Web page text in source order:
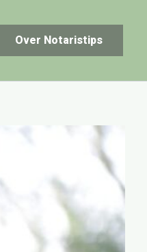
Over Notaristips